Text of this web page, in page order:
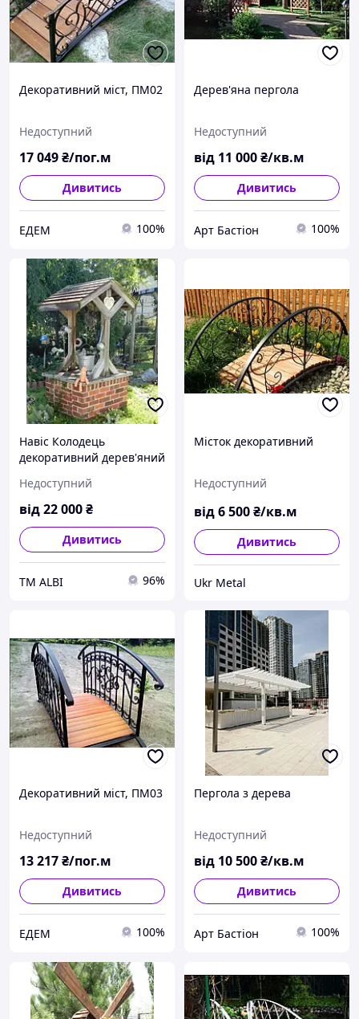
Декоративний міст, ПМ02
Недоступний
17 049₴/пог.м
Дивитись
ЕДЕМ 100%
Дерев'яна пергола
Недоступний
від 11 000₴/кв.м
Дивитись
Арт Бастіон 100%
Навіс Колодець
декоративний дерев'яний
Недоступний
від22 000₴
Дивитись
ТМ ALBI 96%
Місток декоративний
Недоступний
від6 500₴/кв.м
Дивитись
Ukr Metal
Декоративний міст, ПМ03
Недоступний
13 217₴/пог.м
Дивитись
ЕДЕМ 100%
Пергола з дерева
Недоступний
від 10 500₴/кв.м
Дивитись
Арт Бастіон 100%